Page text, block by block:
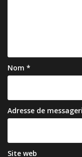
l
’
r
t
c
Nom *
Adresse de
Site web